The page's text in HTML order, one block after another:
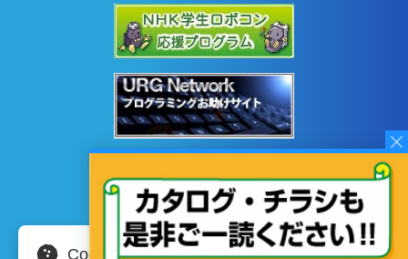
Cookieの使用について